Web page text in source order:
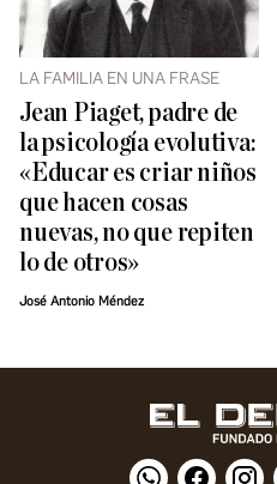
LA FAMILIA EN UNA FRASE
Jean Piaget, padre de
la psicología evolutiva:
«Educar es criar niños
que hacen cosas
nuevas, no que repiten
lo de otros»
José Antonio Méndez